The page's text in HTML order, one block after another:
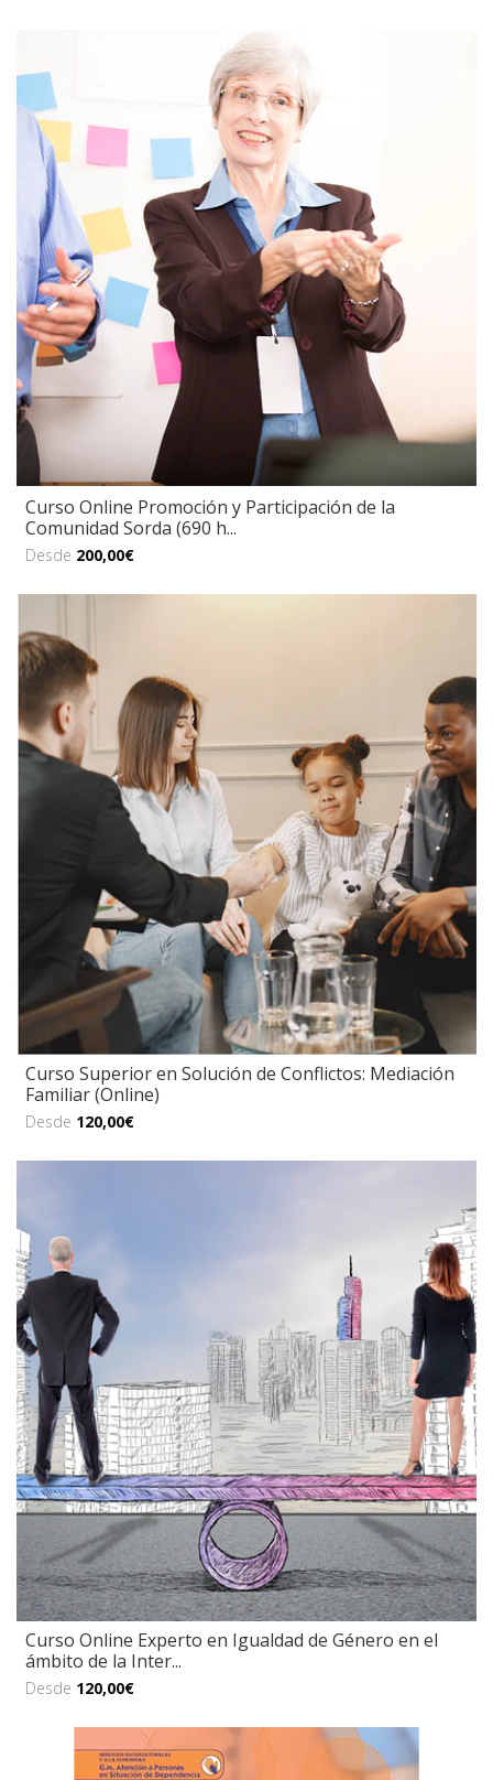
Curso Online Promoción y Participación de la
Comunidad Sorda (690 h...
Desde 200,00€
Curso Superior en Solución de Conflictos: Mediación
Familiar (Online)
Desde 120,00€
Curso Online Experto en Igualdad de Género en el
ámbito de la Inter...
Desde 120,00€